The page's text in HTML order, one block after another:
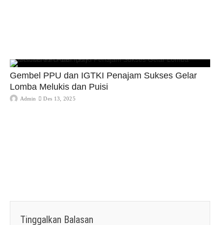
Gembel PPU dan IGTKI Penajam Sukses Gelar
Lomba Melukis dan Puisi
Admin Des 13, 2025
Tinggalkan Balasan